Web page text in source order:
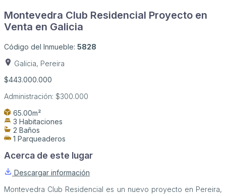
Montevedra Club Residencial Proyecto en
Venta en Galicia
Código del Inmueble: 5828
Galicia, Pereira
$443.000.000
Administración: $300.000
65.00m²
3 Habitaciones
2 Baños
1 Parqueaderos
Acerca de este lugar
Descargar información
Montevedra Club Residencial es un nuevo proyecto en Pereira,